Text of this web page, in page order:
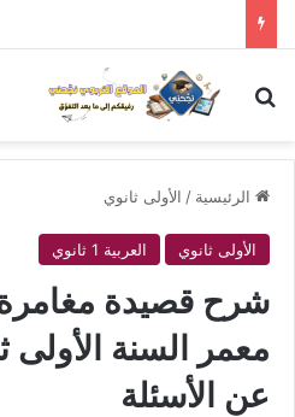
بحث عن
الرئيسية / الأولى ثانوي
الأولى ثانوي العربية 1 ثانوي
شرح قصيدة
معمر السنة الأولى
عن الأسئلة